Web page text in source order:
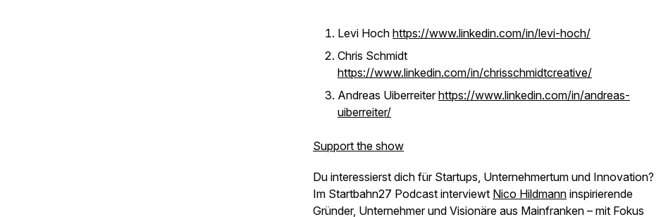
Levi Hoch https://www.linkedin.com/in/levi-hoch/
Chris Schmidt
https://www.linkedin.com/in/chrisschmidtcreative/
Andreas Uiberreiterhttps://www.linkedin.com/in/andreas-
uiberreiter/
Support the show
Du interessierst dich für Startups, Unternehmertum und Innovation?
Im Startbahn27 Podcast interviewt Nico Hildmann inspirierende
Gründer, Unternehmer und Visionäre aus Mainfranken – mit Fokus